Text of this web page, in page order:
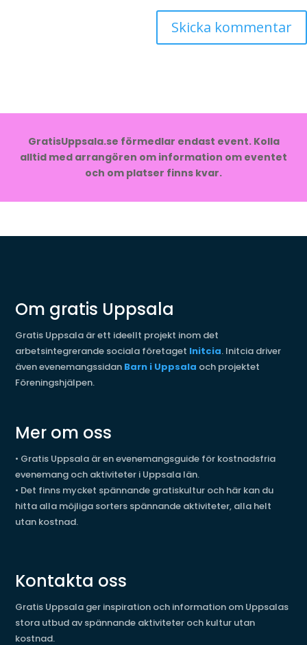
GratisUppsala.se förmedlar endast event. Kolla
alltid med arrangören om information om eventet
och om platser finns kvar.
Om gratis Uppsala
Gratis Uppsala är ett ideellt projekt inom det
arbetsintegrerande sociala företaget Initcia. Initcia driver
även evenemangssidan Barn i Uppsala och projektet
Föreningshjälpen.
Mer om oss
• Gratis Uppsala är en evenemangsguide för kostnadsfria
evenemang och aktiviteter i Uppsala län.
• Det finns mycket spännande gratiskultur och här kan du
hitta alla möjliga sorters spännande aktiviteter, alla helt
utan kostnad.
Kontakta oss
Gratis Uppsala ger inspiration och information om Uppsalas
stora utbud av spännande aktiviteter och kultur utan
kostnad.